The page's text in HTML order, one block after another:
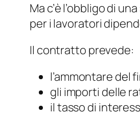
Ma c’è l’obbligo di
per i lavoratori
Il contratto prevede:
l’ammontare del
gli importi delle
il tasso di